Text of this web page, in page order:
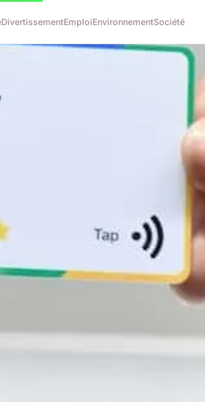
DivertissementEmploiEnvironnementSociété